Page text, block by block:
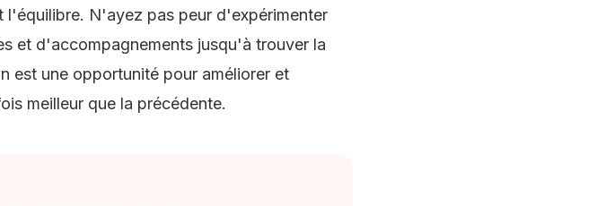
l'équilibre. N'ayez pas peur d'expérimenter
et d'accompagnements jusqu'à trouver la
est une opportunité pour améliorer et
meilleur que la précédente.